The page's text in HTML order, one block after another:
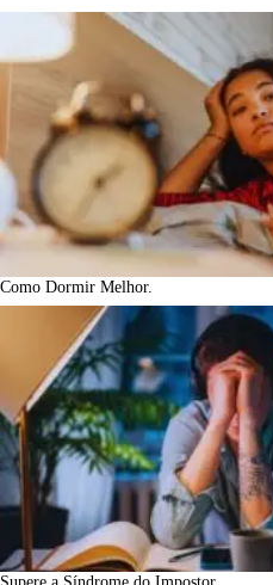
Como Dormir Melhor.
Supere a Síndrome do Impostor.